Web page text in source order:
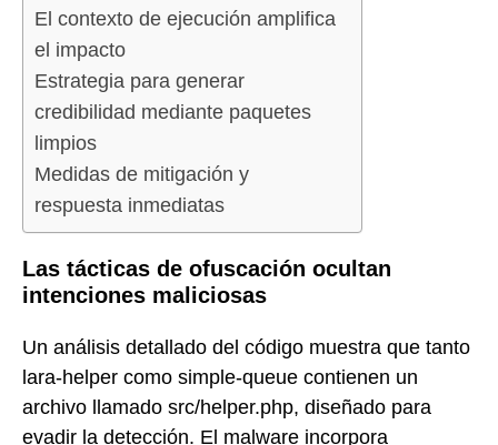
El contexto de ejecución amplifica
el impacto
Estrategia para generar
credibilidad mediante paquetes
limpios
Medidas de mitigación y
respuesta inmediatas
Las tácticas de ofuscación ocultan
intenciones maliciosas
Un análisis detallado del código muestra que tanto
lara-helper como simple-queue contienen un
archivo llamado src/helper.php, diseñado para
evadir la detección. El malware incorpora